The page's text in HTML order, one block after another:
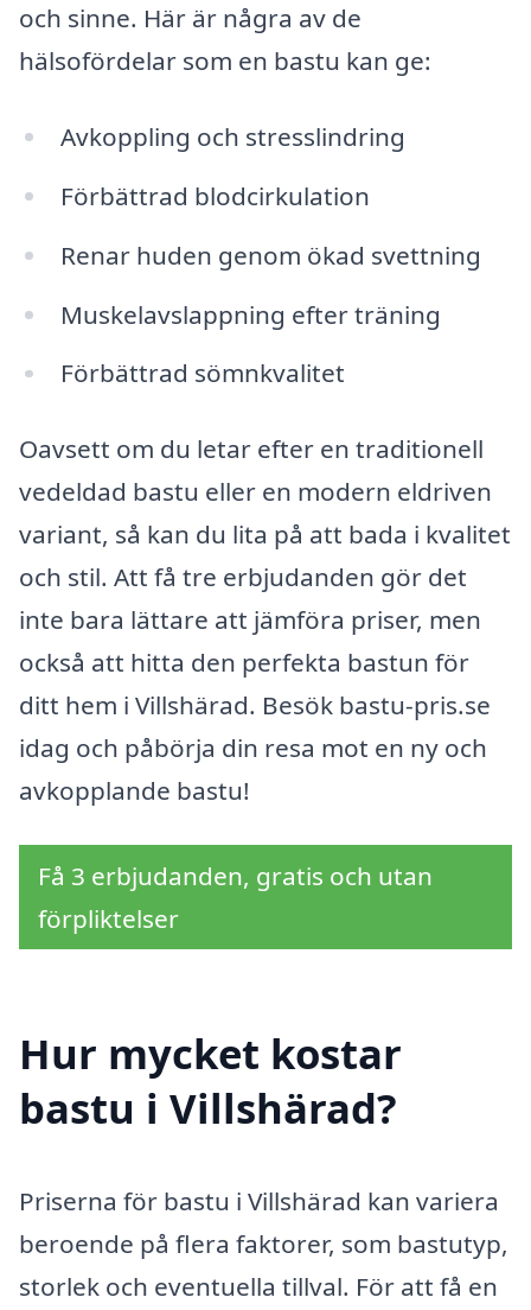
och sinne. Här är några av de
hälsofördelar som en bastu kan ge:
Avkoppling och stresslindring
Förbättrad blodcirkulation
Renar huden genom ökad svettning
Muskelavslappning efter träning
Förbättrad sömnkvalitet
Oavsett om du letar efter en traditionell
vedeldad bastu eller en modern eldriven
variant, så kan du lita på att bada i kvalitet
och stil. Att få tre erbjudanden gör det
inte bara lättare att jämföra priser, men
också att hitta den perfekta bastun för
ditt hem i Villshärad. Besök bastu-pris.se
idag och påbörja din resa mot en ny och
avkopplande bastu!
Få 3 erbjudanden, gratis och utan
förpliktelser
Hur mycket kostar
bastu i Villshärad?
Priserna för bastu i Villshärad kan variera
beroende på flera faktorer, som bastutyp,
storlek och eventuella tillval. För att få en